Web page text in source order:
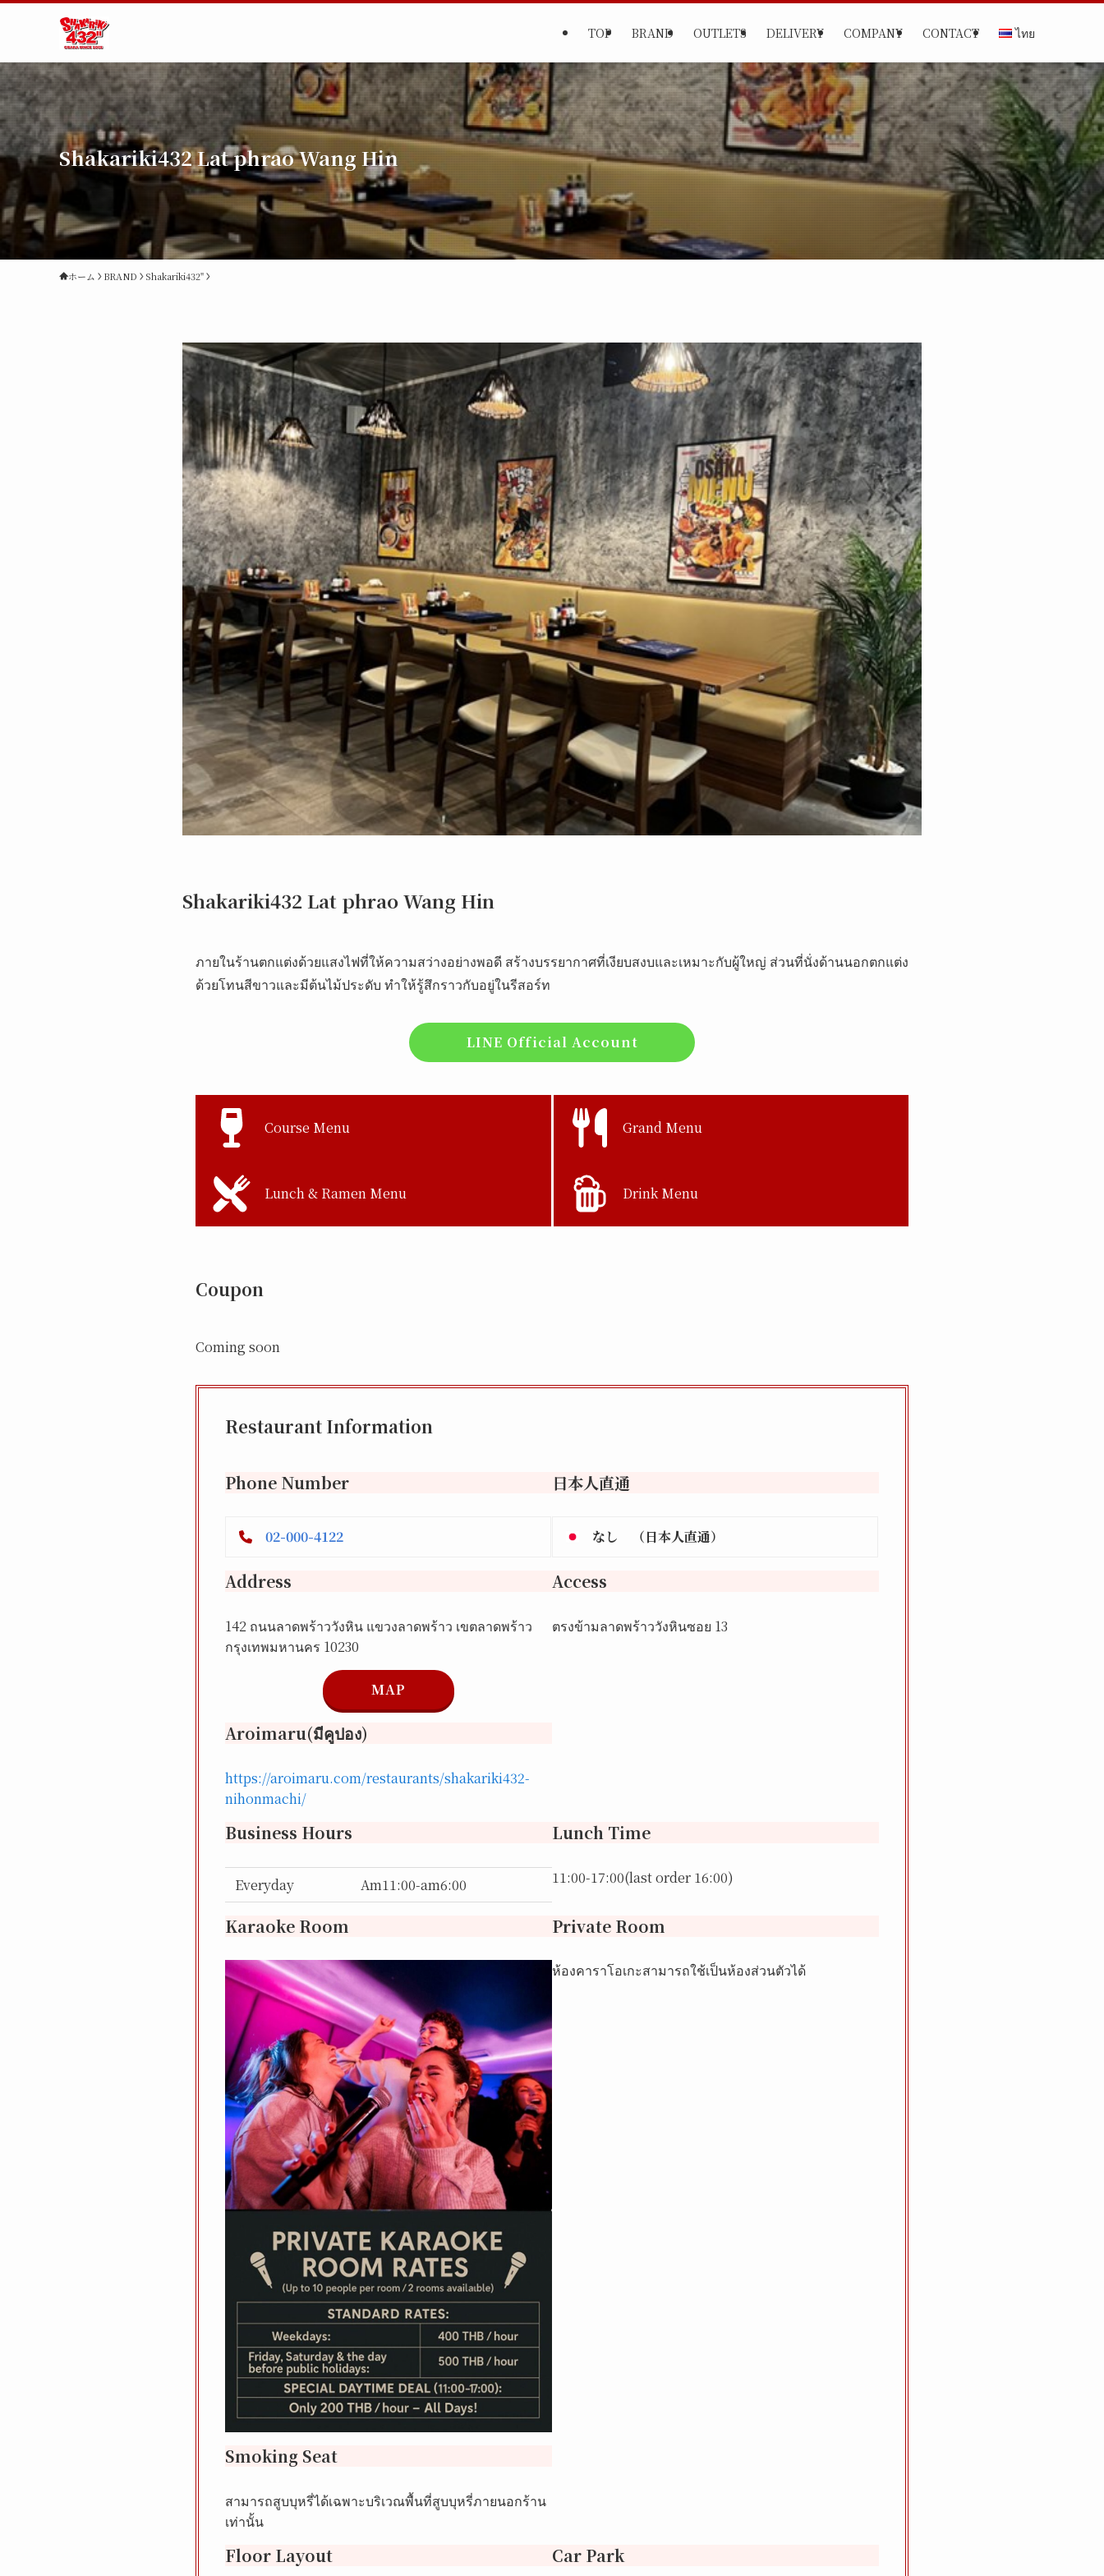
TOP BRAND OUTLETS DELIVERY COMPANY CONTACT ไทย
Shakariki432 Lat phrao Wang Hin
ホーム BRAND Shakariki432"
Shakariki432 Lat phrao Wang Hin
ภายในร้านตกแต่งด้วยแสงไฟที่ให้ความสว่างอย่างพอดี สร้างบรรยากาศที่เงียบสงบและเหมาะกับผู้ใหญ่ ส่วนที่นั่งด้านนอกตกแต่ง
ด้วยโทนสีขาวและมีต้นไม้ประดับ ทำให้รู้สึกราวกับอยู่ในรีสอร์ท
LINE Official Account
Course Menu Grand Menu
Lunch & Ramen Menu Drink Menu
Coupon
Coming soon
Restaurant Information
Phone Number
02-000-4122
日本人直通
なし （日本人直通）
Address
142 ถนนลาดพร้าววังหิน แขวงลาดพร้าว เขตลาดพร้าว
กรุงเทพมหานคร 10230⁠
MAP
Access
ตรงข้ามลาดพร้าววังหินซอย 13
Aroimaru(มีคูปอง)
https://aroimaru.com/restaurants/shakariki432-
nihonmachi/
Business Hours
Everyday Am11:00-am6:00
Lunch Time
11:00-17:00(last order 16:00)
Karaoke Room Private Room
ห้องคาราโอเกะสามารถใช้เป็นห้องส่วนตัวได้
Smoking Seat
สามารถสูบบุหรี่ได้เฉพาะบริเวณพื้นที่สูบบุหรี่ภายนอกร้าน
เท่านั้น
Floor Layout Car Park